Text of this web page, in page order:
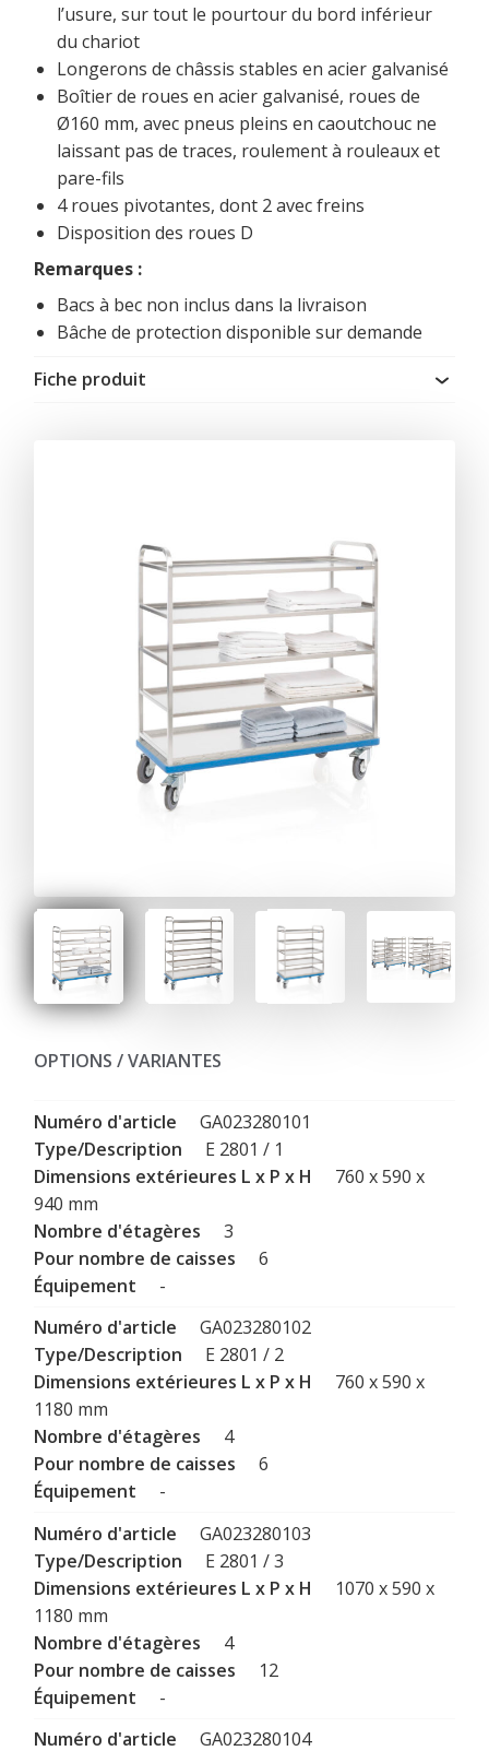
l’usure, sur tout le pourtour du bord inférieur
du chariot
Longerons de châssis stables en acier galvanisé
Boîtier de roues en acier galvanisé, roues de
Ø160 mm, avec pneus pleins en caoutchouc ne
laissant pas de traces, roulement à rouleaux et
pare-fils
4 roues pivotantes, dont 2 avec freins
Disposition des roues D
Remarques :
Bacs à bec non inclus dans la livraison
Bâche de protection disponible sur demande
Fiche produit
OPTIONS / VARIANTES
GA023280101
E 2801 / 1
760 x 590 x
940 mm
3
6
-
GA023280102
E 2801 / 2
760 x 590 x
1180 mm
4
6
-
GA023280103
E 2801 / 3
1070 x 590 x
1180 mm
4
12
-
GA023280104